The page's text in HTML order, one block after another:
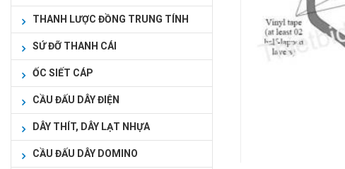
THANH LƯỢC ĐỒNG TRUNG TÍNH
SỨ ĐỠ THANH CÁI
ỐC SIẾT CÁP
CẦU ĐẤU DÂY ĐIỆN
DÂY THÍT, DÂY LẠT NHỰA
CẦU ĐẤU DÂY DOMINO